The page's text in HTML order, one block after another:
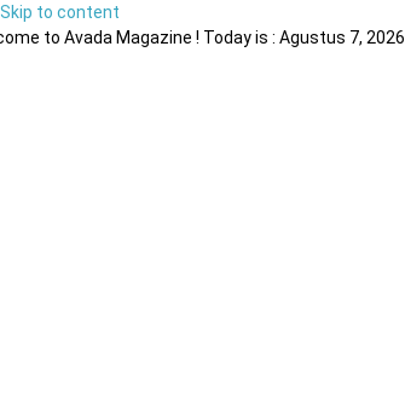
Skip to content
to Avada Magazine ! Today is : Agustus 7, 2026